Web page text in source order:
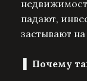
падают,
застывают
Почему